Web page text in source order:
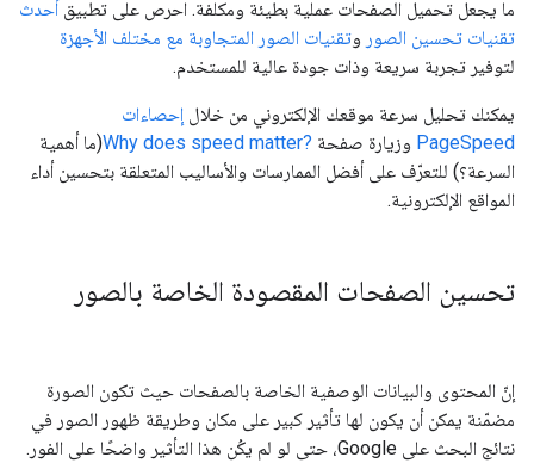
ما يجعل تحميل الصفحات عملية بطيئة ومكلفة. احرص على تطبيقأحدث
تقنيات تحسين الصور وتقنيات الصور المتجاوبة مع مختلف الأجهزة
لتوفير تجربة سريعة وذات جودة عالية للمستخدم.
يمكنك تحليل سرعة موقعك الإلكتروني من خلال إحصاءات
PageSpeed وزيارة صفحة Why does speed matter?‎(ما أهمية
السرعة؟) للتعرّف على أفضل الممارسات والأساليب المتعلقة بتحسين أداء
المواقع الإلكترونية.
تحسين الصفحات المقصودة الخاصة بالصور
إنّ المحتوى والبيانات الوصفية الخاصة بالصفحات حيث تكون الصورة
مضمّنة يمكن أن يكون لها تأثير كبير على مكان وطريقة ظهور الصور في
نتائج البحث على Google، حتى لو لم يكُن هذا التأثير واضحًا على الفور.